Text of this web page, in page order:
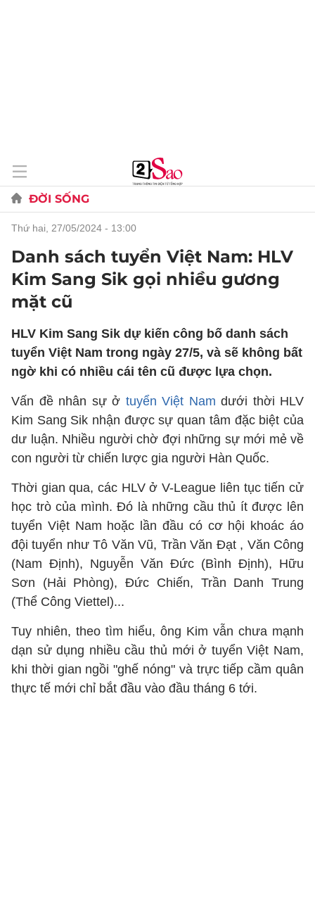
ĐỜI SỐNG
thứ hai, 27/05/2024 - 13:00
Danh sách tuyển Việt Nam: HLV
Kim Sang Sik gọi nhiều gương
mặt cũ
HLV Kim Sang Sik dự kiến công bố danh sách
tuyển Việt Nam trong ngày 27/5, và sẽ không bất
ngờ khi có nhiều cái tên cũ được lựa chọn.
Vấn đề nhân sự ở tuyển Việt Nam dưới thời HLV
Kim Sang Sik nhận được sự quan tâm đặc biệt của
dư luận. Nhiều người chờ đợi những sự mới mẻ về
con người từ chiến lược gia người Hàn Quốc.
Thời gian qua, các HLV ở V-League liên tục tiến cử
học trò của mình. Đó là những cầu thủ ít được lên
tuyển Việt Nam hoặc lần đầu có cơ hội khoác áo
đội tuyển như Tô Văn Vũ, Trần Văn Đạt , Văn Công
(Nam Định), Nguyễn Văn Đức (Bình Định), Hữu
Sơn (Hải Phòng), Đức Chiến, Trần Danh Trung
(Thể Công Viettel)...
Tuy nhiên, theo tìm hiểu, ông Kim vẫn chưa mạnh
dạn sử dụng nhiều cầu thủ mới ở tuyển Việt Nam,
khi thời gian ngồi "ghế nóng" và trực tiếp cầm quân
thực tế mới chỉ bắt đầu vào đầu tháng 6 tới.